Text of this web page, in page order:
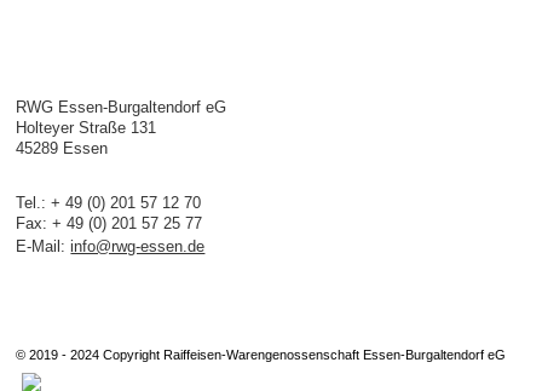
RWG Essen-Burgaltendorf eG
Holteyer Straße 131
45289 Essen
Tel.: + 49 (0) 201 57 12 70
Fax: + 49 (0) 201 57 25 77
E-Mail:info@rwg-essen.de
© 2019 - 2024 Copyright Raiffeisen-Warengenossenschaft Essen-Burgaltendorf eG